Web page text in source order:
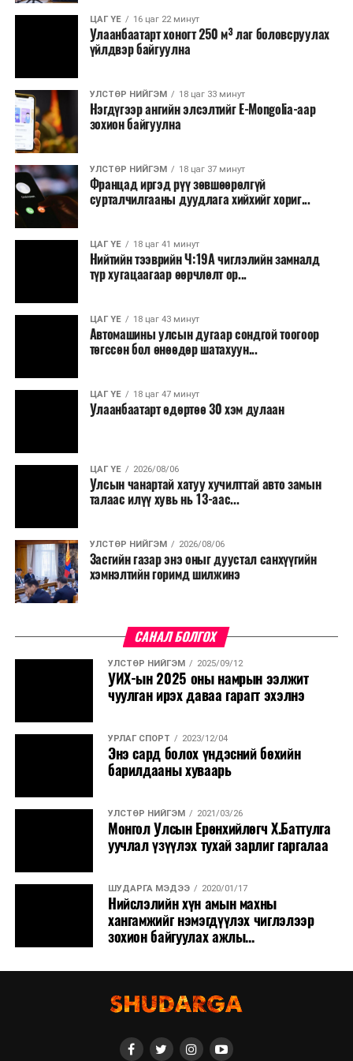
Зайлшгүй шаардлагагүй тоног төхөөрөмж,
тавилга, автомашин худалдан авах;
Батлан хамгаалах, хууль зүйн салбараас бусад
Хуулиар заавал мэдээлэхээс бусад кино,
контент, хэвлэлийн зардал;
Заавал олгохоос бусад тэтгэмж, урамшуулал.
Санхүүгийн хэмнэлтийн горимыг 2026 оны
арванхоёрдугаар сарын 31 хүртэл мөрдөнө. Харин
эрүүл мэндийн салбар уг хэмнэлтийн горимд
хамрагдахгүй бөгөөд цэцэрлэг, сургуулийн хүүхдийн
эрт илрүүлэг, вакцинжуулалт, томуу, томуу төст
өвчний эсрэг арга хэмжээ зэрэг зайлшгүй
үргэлжилнэ гэж Ерөнхий сайд Н.Учрал онцоллоо.
Мөн бүх шатны төсвийн ерөнхийлөн захирагч нарт
салбар бүрдээ урсгал зардлыг 20 хувиар бууруулах,
нөхөн томилгоо хийхгүй байх, аялал, амралт, зугаалга,
хамт олны урлаг, спортын арга хэмжээг зохион
байгуулахгүй байх, төрийн албанд шинэ орон тоо бий
сургалтыг цахим хэлбэрт шилжүүлэх, төрийн албан
хаагчдыг зарим өдрүүдэд цахимаар ажиллуулах арга
хэмжээг үргэлжлүүлэхийг үүрэг болголоо.
Төсвийн сахилга бат сайжирч, эдийн засгийн нөхцөл
байдал хэвийн болсон тохиолдолд эдгээр
хязгаарлалтыг үе шаттайгаар сулруулах юм.
ЦАГ ҮЕ 16 цаг 22 минут
Улаанбаатарт хоногт 250 м³ лаг боловсруулах
үйлдвэр байгуулна
УЛСТӨР НИЙГЭМ 18 цаг 33 минут
Нэгдүгээр ангийн элсэлтийг E-Mongolia-аар
зохион байгуулна
УЛСТӨР НИЙГЭМ 18 цаг 37 минут
Францад иргэд рүү зөвшөөрөлгүй
сурталчилгааны дуудлага хийхийг хориг...
ЦАГ ҮЕ 18 цаг 41 минут
Нийтийн тээврийн Ч:19А чиглэлийн замналд
түр хугацаагаар өөрчлөлт ор...
ЦАГ ҮЕ 18 цаг 43 минут
Автомашины улсын дугаар сондгой тоогоор
төгссөн бол өнөөдөр шатахуун...
ЦАГ ҮЕ 18 цаг 47 минут
Улаанбаатарт өдөртөө 30 хэм дулаан
ЦАГ ҮЕ 2026/08/06
Улсын чанартай хатуу хучилттай авто замын
талаас илүү хувь нь 13-аас...
УЛСТӨР НИЙГЭМ 2026/08/06
Засгийн газар энэ оныг дуустал санхүүгийн
хэмнэлтийн горимд шилжинэ
САНАЛ БОЛГОХ
УЛСТӨР НИЙГЭМ 2025/09/12
УИХ-ын 2025 оны намрын ээлжит
чуулган ирэх даваа гарагт эхэлнэ
УРЛАГ СПОРТ 2023/12/04
Энэ сард болох үндэсний бөхийн
барилдааны хуваарь
УЛСТӨР НИЙГЭМ 2021/03/26
Монгол Улсын Ерөнхийлөгч Х.Баттулга
уучлал үзүүлэх тухай зарлиг гаргалаа
ШУДАРГА МЭДЭЭ 2020/01/17
Нийслэлийн хүн амын махны
хангамжийг нэмэгдүүлэх чиглэлээр
зохион байгуулах ажлы...